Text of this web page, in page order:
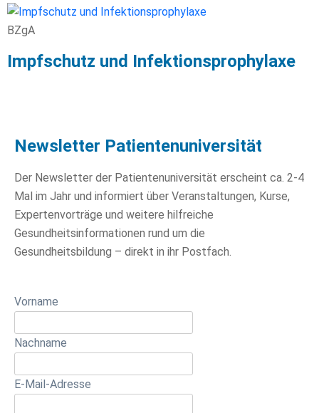
BZgA
Impfschutz und Infektionsprophylaxe
Newsletter Patientenuniversität
Der Newsletter der Patientenuniversität erscheint ca. 2-4
Mal im Jahr und informiert über Veranstaltungen, Kurse,
Expertenvorträge und weitere hilfreiche
Gesundheitsinformationen rund um die
Gesundheitsbildung – direkt in ihr Postfach.
Vorname
Nachname
E-Mail-Adresse